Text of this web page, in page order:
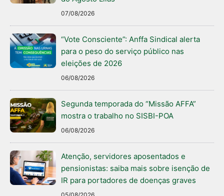
07/08/2026
“Vote Consciente”: Anffa Sindical alerta
para o peso do serviço público nas
eleições de 2026
06/08/2026
Segunda temporada do “Missão AFFA”
mostra o trabalho no SISBI-POA
06/08/2026
Atenção, servidores aposentados e
pensionistas: saiba mais sobre isenção de
IR para portadores de doenças graves